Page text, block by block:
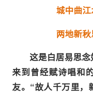
城中曲江
两地新秋
这是白居易思
来到曾经赋诗唱和
友。“故人千万里，